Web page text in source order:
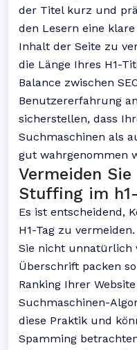
der Titel kurz und
den Lesern eine
Inhalt der Seite zu
die Länge Ihres H1-
Balance zwischen
Benutzererfahrung
sicherstellen, dass
Suchmaschinen als
gut wahrgenommen
Vermeiden
Stuffing im
Es ist entscheidend,
H1-Tag zu
Sie nicht unnatürlich
Überschrift packen
Ranking Ihrer
Suchmaschinen-
diese Praktik und
Spamming